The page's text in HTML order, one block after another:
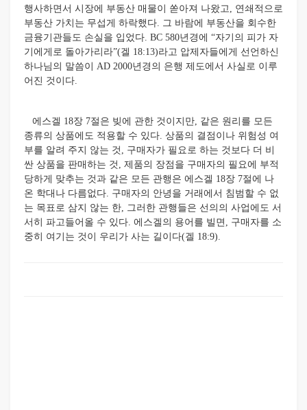
행사하면서 시장에 부동산 매물이 쏟아져 나왔고, 연쇄적으로
부동산 가치는 무섭게 하락했다. 그 바람에 부동산을 회수한
금융기관들도 손실을 입었다. BC 580년경에 “자기의 피가 자
기에게로 돌아가리라”(겔 18:13)라고 압제자들에게 선언하신
하나님의 말씀이 AD 2000년경의 은행 제도에서 사실로 이루
어진 것이다.
에스겔 18장 7절은 빚에 관한 것이지만, 같은 원리를 모든
종류의 상품에도 적용할 수 있다. 상품의 결점이나 위험성 여
부를 알려 주지 않는 것, 구매자가 필요로 하는 것보다 더 비
싼 상품을 판매하는 것, 제품의 장점을 구매자의 필요에 부적
당하게 맞추는 것과 같은 모든 관행은 에스겔 18장 7절에 나
온 학대나 다름없다. 구매자의 안녕을 거래에서 침범할 수 없
는 목표로 삼지 않는 한, 그러한 관행들은 선의의 사업에도 서
서히 파고들어올 수 있다. 에스겔의 용어를 빌면, 구매자를 소
중히 여기는 것이 우리가 사는 길이다(겔 18:9).